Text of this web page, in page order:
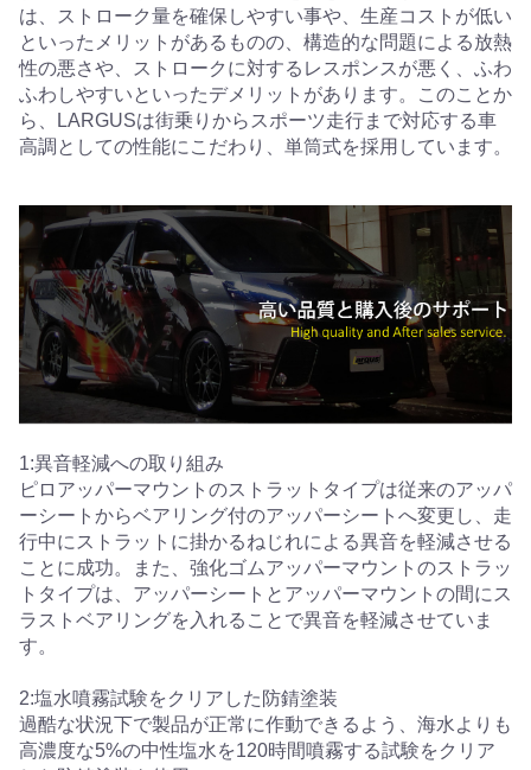
は、ストローク量を確保しやすい事や、生産コストが低い
といったメリットがあるものの、構造的な問題による放熱
性の悪さや、ストロークに対するレスポンスが悪く、ふわ
ふわしやすいといったデメリットがあります。このことか
ら、LARGUSは街乗りからスポーツ走行まで対応する車
高調としての性能にこだわり、単筒式を採用しています。
1:異音軽減への取り組み
ピロアッパーマウントのストラットタイプは従来のアッパ
ーシートからベアリング付のアッパーシートへ変更し、走
行中にストラットに掛かるねじれによる異音を軽減させる
ことに成功。また、強化ゴムアッパーマウントのストラッ
トタイプは、アッパーシートとアッパーマウントの間にス
ラストベアリングを入れることで異音を軽減させていま
す。
2:塩水噴霧試験をクリアした防錆塗装
過酷な状況下で製品が正常に作動できるよう、海水よりも
高濃度な5%の中性塩水を120時間噴霧する試験をクリア